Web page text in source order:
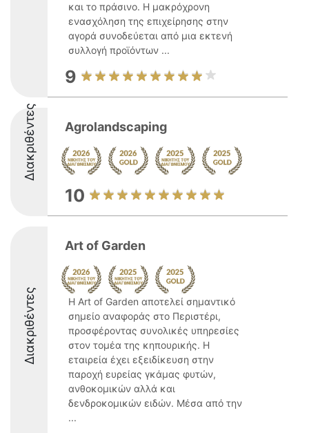
και το πράσινο. Η μακρόχρονη
ενασχόληση της επιχείρησης στην
αγορά συνοδεύεται από μια εκτενή
συλλογή προϊόντων ...
9
Διακριθέντες Agrolandscaping
10
Διακριθέντες
Art of Garden
Η Art of Garden αποτελεί σημαντικό
σημείο αναφοράς στο Περιστέρι,
προσφέροντας συνολικές υπηρεσίες
στον τομέα της κηπουρικής. Η
εταιρεία έχει εξειδίκευση στην
παροχή ευρείας γκάμας φυτών,
ανθοκομικών αλλά και
δενδροκομικών ειδών. Μέσα από την
...